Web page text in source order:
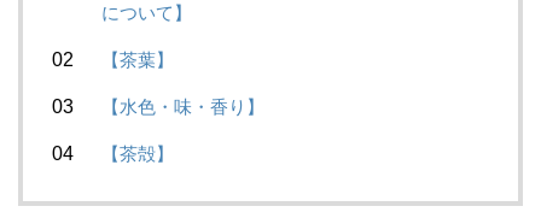
について】
【茶葉】
【水色・味・香り】
【茶殻】